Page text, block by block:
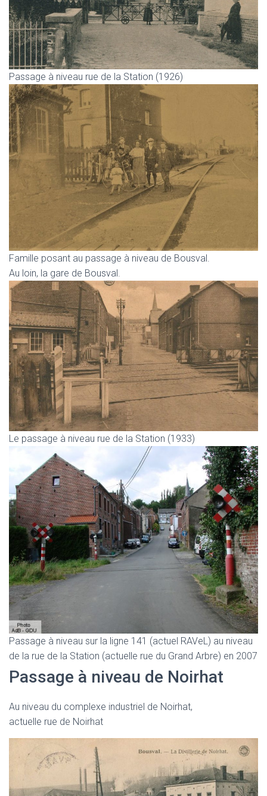
Passage à niveau rue de la Station (1926)
Famille posant au passage à niveau de Bousval.
Au loin, la gare de Bousval.
Le passage à niveau rue de la Station (1933)
Passage à niveau sur la ligne 141 (actuel RAVeL) au niveau
de la rue de la Station (actuelle rue du Grand Arbre) en 2007
Passage à niveau de Noirhat
Au niveau du complexe industriel de Noirhat,
actuelle rue de Noirhat